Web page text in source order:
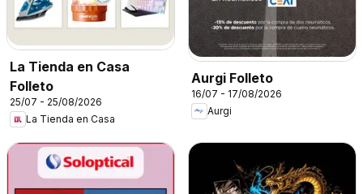
La Tienda en Casa
Folleto
25/07 - 25/08/2026
La Tienda en Casa
Aurgi Folleto
16/07 - 17/08/2026
Aurgi